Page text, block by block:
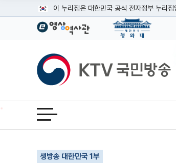
이 누리집은 대한민국 공식 전자정부 누리집
공식 누리집 주소 확인하기
이밖에 or.kr 또는 .kr등 다른 도메인 주소를
운영중인 공식 누리집보기
KTV국민방송
전체메뉴 열기
생방송 대한민국 1부
기사인쇄
글자확대
글자축소